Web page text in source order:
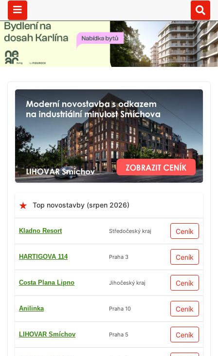
Top novostavby (srpen 2026)
Kladno Resort Středočeský kraj Ceník
HARTIGOVA 114 Praha 3 Ceník
Costa Plana Lipno Jihočeský kraj Ceník
Anilinka Praha 10 Ceník
LIHOVAR Smíchov Praha 5 Ceník